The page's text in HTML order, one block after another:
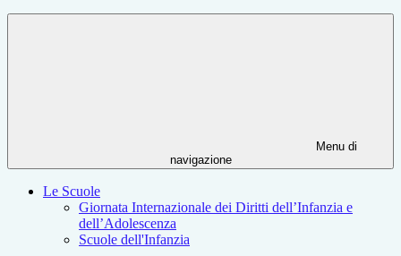
Menu di
navigazione
Le Scuole
Giornata Internazionale dei Diritti dell’Infanzia e
dell’Adolescenza
Scuole dell'Infanzia